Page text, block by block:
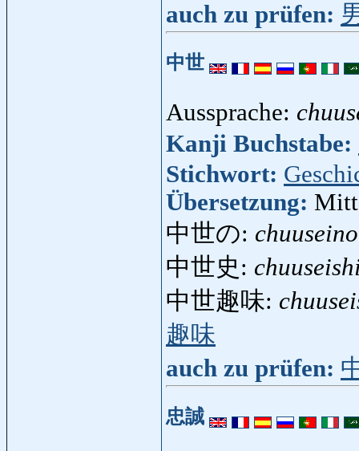
auch zu prüfen:
中世
Aussprache:
Kanji Buchstabe:
Stichwort:
Übersetzung:
中世の: chuuseino
中世史:
中世趣味:
趣味
auch zu prüfen:
忠誠